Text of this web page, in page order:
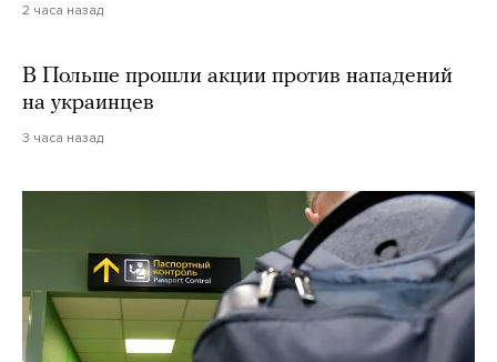
2 часа назад
В Польше прошли акции против нападений
на украинцев
3 часа назад